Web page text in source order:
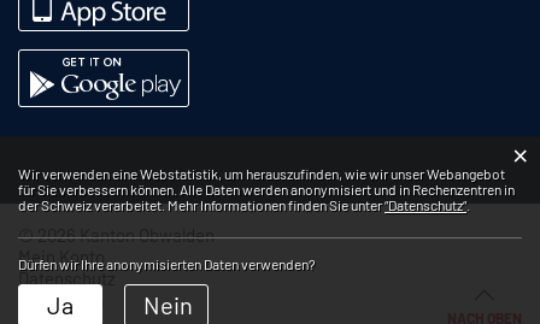
© 2026 Kanton Obwalden
Mein Konto
Datenschutz
Impressum
Webstatistik
Wir verwenden eine Webstatistik, um herauszufinden, wie wir unser Webangebot
für Sie verbessern können. Alle Daten werden anonymisiert und in Rechenzentren in
der Schweiz verarbeitet. Mehr Informationen finden Sie unter“Datenschutz“.
Dürfen wir Ihre anonymisierten Daten verwenden?
Ja Nein
×